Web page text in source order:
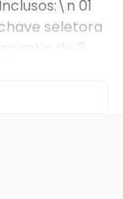
01
seletora
de 3